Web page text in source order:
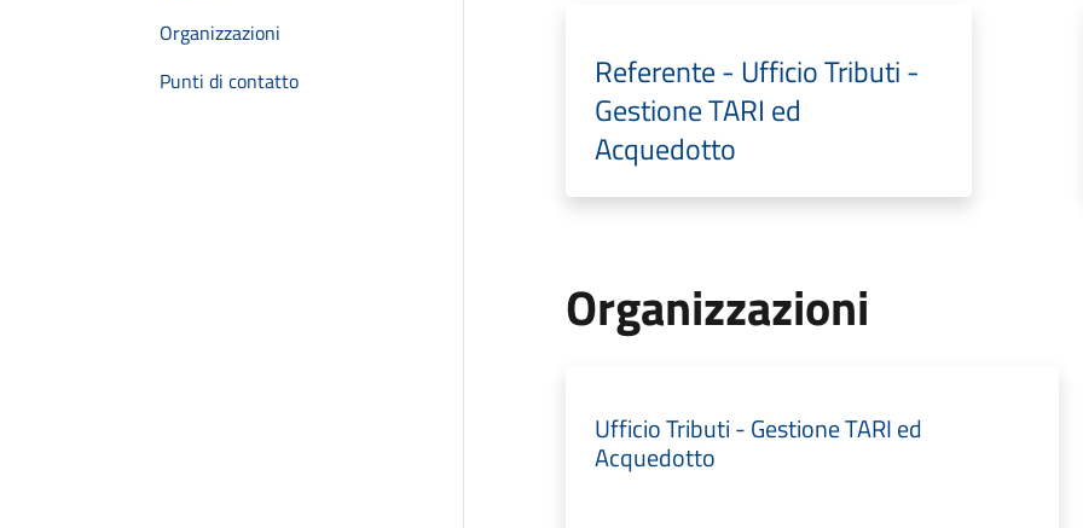
Organizzazioni
Punti di contatto
Referente - Ufficio Tributi -
Gestione TARI ed
Acquedotto
Organizzazioni
Ufficio Tributi - Gestione TARI ed
Acquedotto